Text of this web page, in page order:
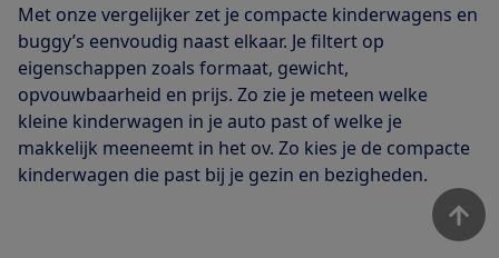
Met onze vergelijker zet je compacte kinderwagens en
buggy’s eenvoudig naast elkaar. Je filtert op
eigenschappen zoals formaat, gewicht,
opvouwbaarheid en prijs. Zo zie je meteen welke
kleine kinderwagen in je auto past of welke je
makkelijk meeneemt in het ov. Zo kies je de compacte
kinderwagen die past bij je gezin en bezigheden.